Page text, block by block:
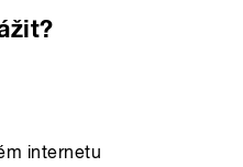
internetu